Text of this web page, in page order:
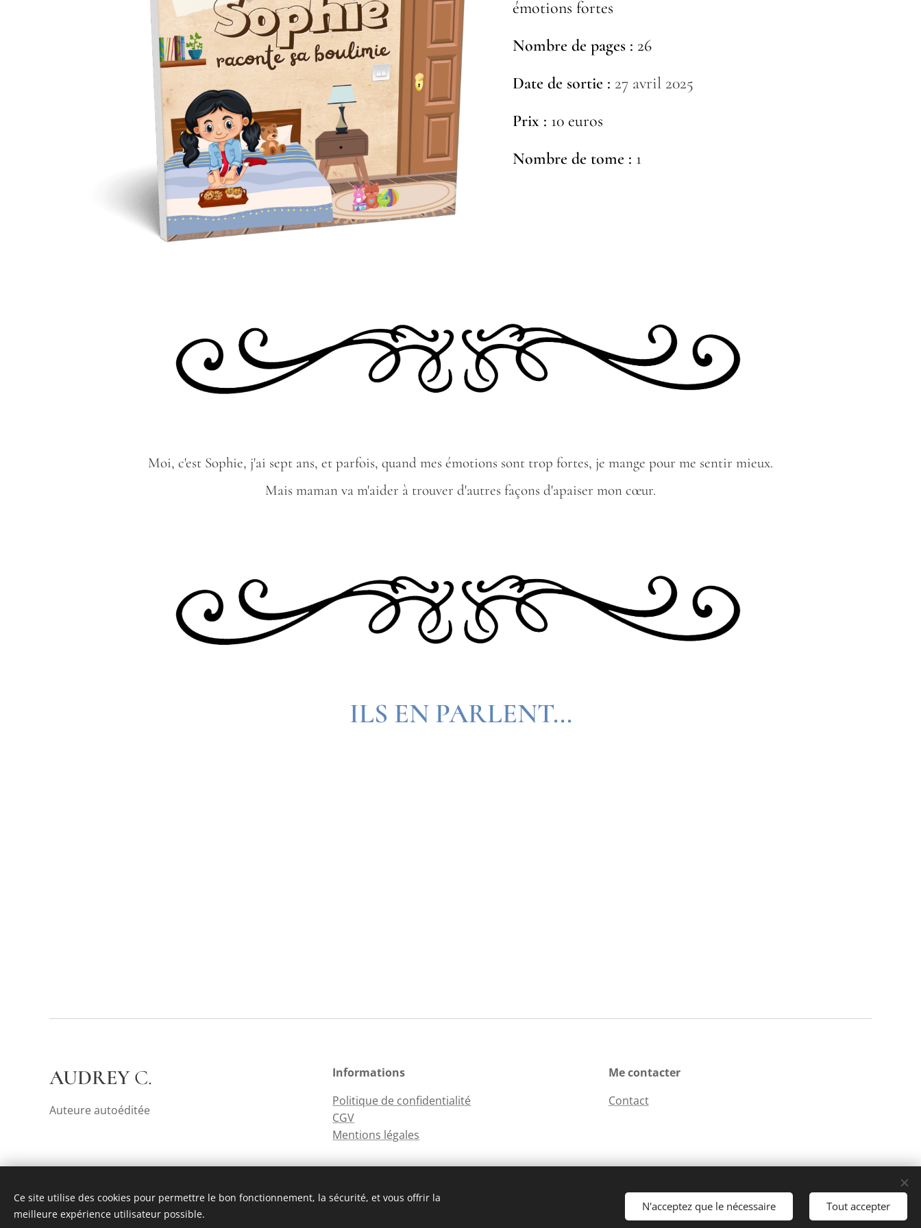
émotions fortes
Nombre de pages : 26
Date de sortie : 27 avril 2025
Prix : 10 euros
Nombre de tome : 1
Moi, c'est Sophie, j'ai sept ans, et parfois, quand mes émotions sont trop fortes, je mange pour me sentir mieux.
Mais maman va m'aider à trouver d'autres façons d'apaiser mon cœur.
ILS EN PARLENT...
AUDREYC.
Auteure autoéditée
Informations
Politique de confidentialité
CGV
Mentions légales
Me contacter
Contact
Ce site utilise des cookies pour permettre le bon fonctionnement, la sécurité, et vous offrir la
meilleure expérience utilisateur possible.
N'acceptez que le nécessaire Tout accepter